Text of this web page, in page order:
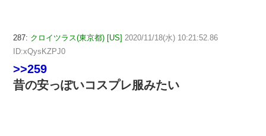
287: クロイツラス(東京都) [US] 2020/11/18(水) 10:21:52.86
ID:xQysKZPJ0
>>259
昔の安っぽいコスプレ服みたい